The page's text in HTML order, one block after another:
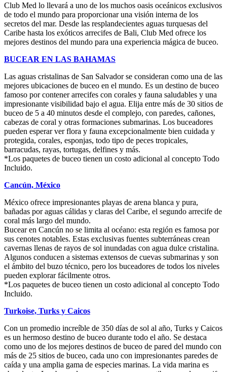
Club Med lo llevará a uno de los muchos oasis oceánicos exclusivos
de todo el mundo para proporcionar una visión interna de los
secretos del mar. Desde las resplandecientes aguas turquesas del
Caribe hasta los exóticos arrecifes de Bali, Club Med ofrece los
mejores destinos del mundo para una experiencia mágica de buceo.
BUCEAR EN LAS BAHAMAS
Las aguas cristalinas de San Salvador se consideran como una de las
mejores ubicaciones de buceo en el mundo. Es un destino de buceo
famoso por contener arrecifes con corales y fauna saludables y una
impresionante visibilidad bajo el agua. Elija entre más de 30 sitios de
buceo de 5 a 40 minutos desde el complejo, con paredes, cañones,
cabezas de coral y otras formaciones submarinas. Los buceadores
pueden esperar ver flora y fauna excepcionalmente bien cuidada y
protegida, corales, esponjas, todo tipo de peces tropicales,
barracudas, rayas, tortugas, delfines y más.
*Los paquetes de buceo tienen un costo adicional al concepto Todo
Incluido.
Cancún, México
México ofrece impresionantes playas de arena blanca y pura,
bañadas por aguas cálidas y claras del Caribe, el segundo arrecife de
coral más largo del mundo.
Bucear en Cancún no se limita al océano: esta región es famosa por
sus cenotes notables. Estas exclusivas fuentes subterráneas crean
cavernas llenas de rayos de sol inundadas con agua dulce cristalina.
Algunos conducen a sistemas extensos de cuevas submarinas y son
el ámbito del buzo técnico, pero los buceadores de todos los niveles
pueden explorar fácilmente otros.
*Los paquetes de buceo tienen un costo adicional al concepto Todo
Incluido.
Turkoise, Turks y Caicos
Con un promedio increíble de 350 días de sol al año, Turks y Caicos
es un hermoso destino de buceo durante todo el año. Se destaca
como uno de los mejores destinos de buceo de pared del mundo con
más de 25 sitios de buceo, cada uno con impresionantes paredes de
caída y una amplia gama de especies marinas. La vida marina es